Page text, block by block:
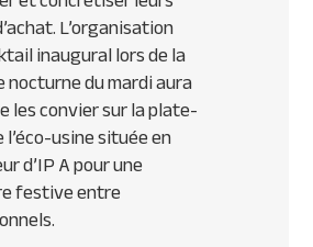
L’organisation
inaugural lors de la
nocturne du mardi aura
les convier sur la plate-
usine située en
d’IP A pour une
festive entre